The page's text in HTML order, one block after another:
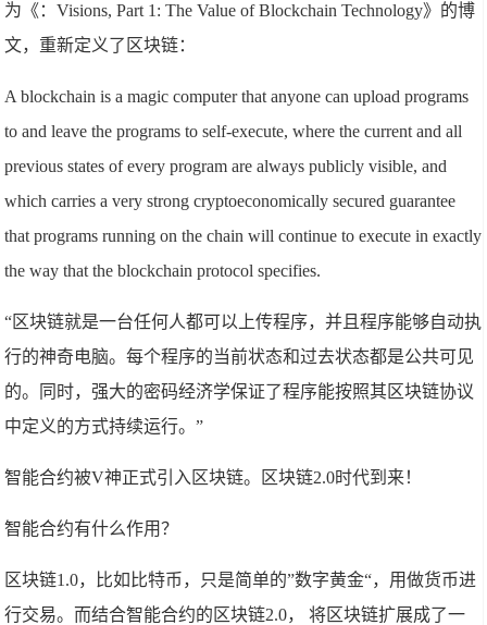
为《：Visions, Part 1: The Value of Blockchain Technology》的博
文，重新定义了区块链：
A blockchain is a magic computer that anyone can upload programs
to and leave the programs to self-execute, where the current and all
previous states of every program are always publicly visible, and
which carries a very strong cryptoeconomically secured guarantee
that programs running on the chain will continue to execute in exactly
the way that the blockchain protocol specifies.
“区块链就是一台任何人都可以上传程序，并且程序能够自动执
行的神奇电脑。每个程序的当前状态和过去状态都是公共可见
的。同时，强大的密码经济学保证了程序能按照其区块链协议
中定义的方式持续运行。”
智能合约被V神正式引入区块链。区块链2.0时代到来！
智能合约有什么作用？
区块链1.0，比如比特币，只是简单的”数字黄金“，用做货币进
行交易。而结合智能合约的区块链2.0， 将区块链扩展成了一